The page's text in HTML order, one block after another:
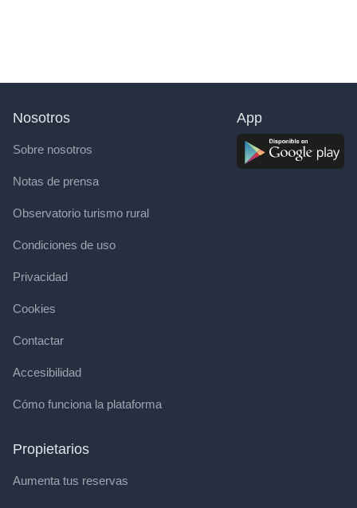
Nosotros
Sobre nosotros
Notas de prensa
Observatorio turismo rural
Condiciones de uso
Privacidad
Cookies
Contactar
Accesibilidad
Cómo funciona la plataforma
Propietarios
Aumenta tus reservas
App